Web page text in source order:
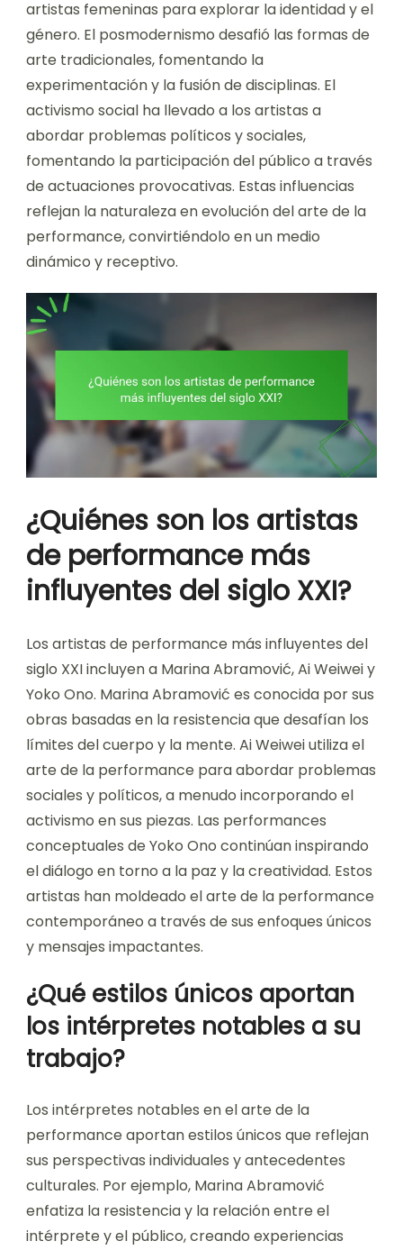
artistas femeninas para explorar la identidad y el
género. El posmodernismo desafió las formas de
arte tradicionales, fomentando la
experimentación y la fusión de disciplinas. El
activismo social ha llevado a los artistas a
abordar problemas políticos y sociales,
fomentando la participación del público a través
de actuaciones provocativas. Estas influencias
reflejan la naturaleza en evolución del arte de la
performance, convirtiéndolo en un medio
dinámico y receptivo.
¿Quiénes son los artistas
de performance más
influyentes del siglo XXI?
Los artistas de performance más influyentes del
siglo XXI incluyen a Marina Abramović, Ai Weiwei y
Yoko Ono. Marina Abramović es conocida por sus
obras basadas en la resistencia que desafían los
límites del cuerpo y la mente. Ai Weiwei utiliza el
arte de la performance para abordar problemas
sociales y políticos, a menudo incorporando el
activismo en sus piezas. Las performances
conceptuales de Yoko Ono continúan inspirando
el diálogo en torno a la paz y la creatividad. Estos
artistas han moldeado el arte de la performance
contemporáneo a través de sus enfoques únicos
y mensajes impactantes.
¿Qué estilos únicos aportan
los intérpretes notables a su
trabajo?
Los intérpretes notables en el arte de la
performance aportan estilos únicos que reflejan
sus perspectivas individuales y antecedentes
culturales. Por ejemplo, Marina Abramović
enfatiza la resistencia y la relación entre el
intérprete y el público, creando experiencias